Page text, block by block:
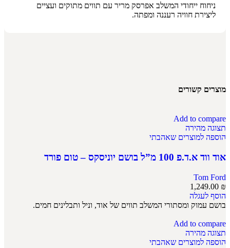
ניחוח ייחודי המשלב אפרסק מריר עם תווים מתוקים ועציים
ליצירת חוויה רעננה ומפתה.
מוצרים קשורים
Add to compare
תצוגה מהירה
הוספה למוצרים שאהבתי
אוד ווד א.ד.פ 100 מ”ל בושם יוניסקס – טום פורד
Tom Ford
1,249.00 ₪
הוסף לעגלה
בושם עמוק ומסתורי המשלב תווים של אוד, וניל ותבלינים חמים.
Add to compare
תצוגה מהירה
הוספה למוצרים שאהבתי